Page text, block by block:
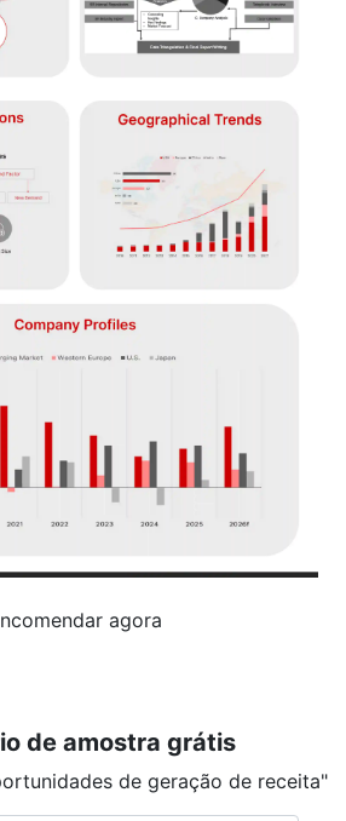
agora
de amostra grátis
de geração de receita"